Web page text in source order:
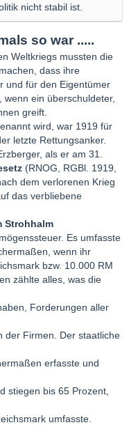
nicht stabil ist.
so war .....
Weltkriegs mussten die
dass ihre
und für den Eigentümer
ein überschuldeter,
greift.
wird, war 1919 für
letzte Rettungsanker.
als er am 31.
(RNOG, RGBl. 1919,
dem verlorenen Krieg
das verbliebene
Strohhalm
Es umfasste
wenn ihr
bzw. 10.000 RM
zählte alles, was die
Forderungen aller
der Firmen. Der staatliche
erfasste und
stiegen bis 65 Prozent,
umfasste.